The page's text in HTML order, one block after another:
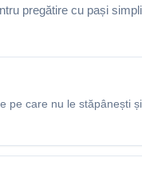
pregătire cu pași
pe care nu le stăpânești